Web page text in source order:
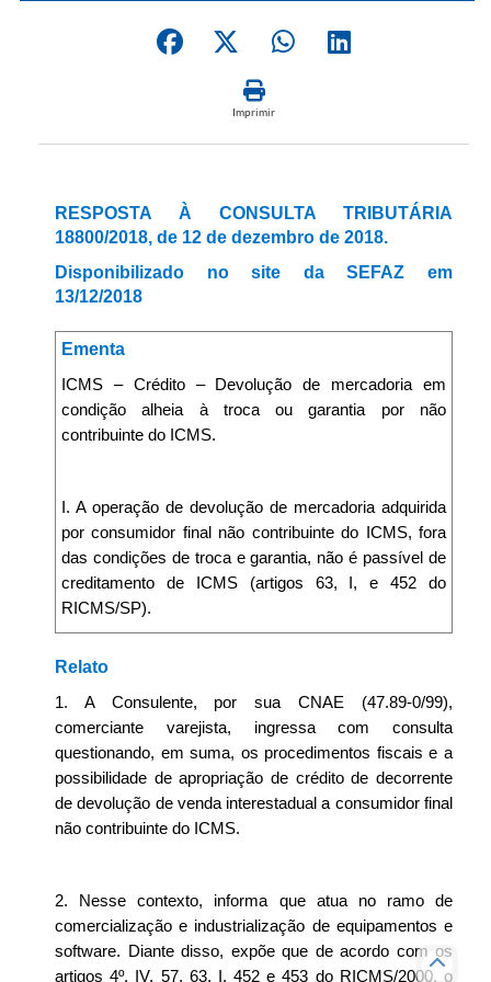
Imprimir
RESPOSTA À CONSULTA TRIBUTÁRIA
18800/2018, de 12 de dezembro de 2018.
Disponibilizado no site da SEFAZ em
13/12/2018
Ementa
ICMS – Crédito – Devolução de mercadoria em
condição alheia à troca ou garantia por não
contribuinte do ICMS.
I. A operação de devolução de mercadoria adquirida
por consumidor final não contribuinte do ICMS, fora
das condições de troca e garantia, não é passível de
creditamento de ICMS (artigos 63, I, e 452 do
RICMS/SP).
Relato
1. A Consulente, por sua CNAE (47.89-0/99),
comerciante varejista, ingressa com consulta
questionando, em suma, os procedimentos fiscais e a
possibilidade de apropriação de crédito de decorrente
de devolução de venda interestadual a consumidor final
não contribuinte do ICMS.
2. Nesse contexto, informa que atua no ramo de
comercialização e industrialização de equipamentos e
software. Diante disso, expõe que de acordo com os
artigos 4º, IV, 57, 63, I, 452 e 453 do RICMS/2000, o